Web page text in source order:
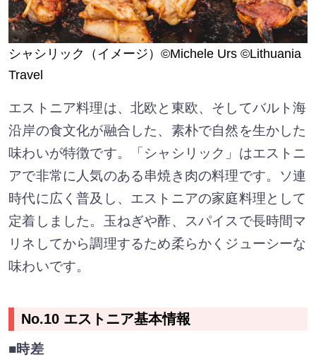
シャシリック（イメージ）©Michele Urs ©Lithuania
Travel
エストニア料理は、北欧と東欧、そしてバルト海
沿岸の食文化が融合した、素朴で自然を生かした
味わいが特徴です。「シャシリック」はエストニ
アで非常に人気のある串焼き肉の料理です。ソ連
時代に広く普及し、エストニアの家庭料理として
定着しました。玉ねぎや酢、スパイスで長時間マ
リネしてから調理するため柔らかくジューシーな
味わいです。
No.10 エストニア基本情報
■時差